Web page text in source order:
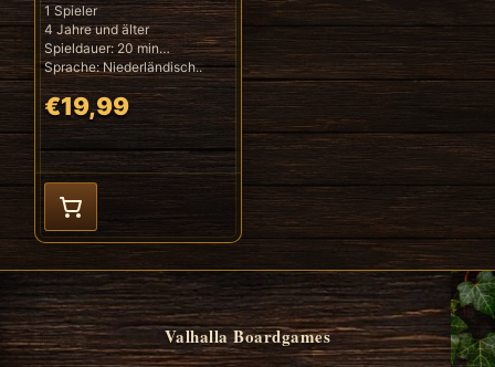
1 Spieler
4 Jahre und älter
Spieldauer: 20 min
Sprache: Niederländisch..
€19,99
Valhalla Boardgames